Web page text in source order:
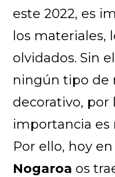
este 2022, es
los materiales,
olvidados. Sin
ningún tipo de
decorativo, por
importancia es
Por ello, hoy en
Nogaroa os